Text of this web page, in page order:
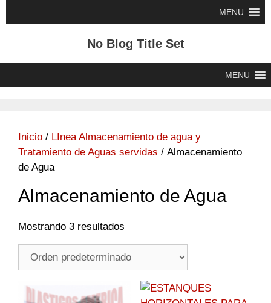
al
MENU
No Blog Title Set
MENU
Inicio / LInea Almacenamiento de agua y
Tratamiento de Aguas servidas / Almacenamiento
de Agua
Almacenamiento de Agua
Mostrando 3 resultados